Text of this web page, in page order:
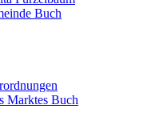
Buch
Marktes Buch